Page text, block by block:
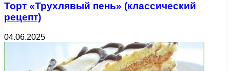
Торт «Трухлявый пень» (классический
рецепт)
04.06.2025